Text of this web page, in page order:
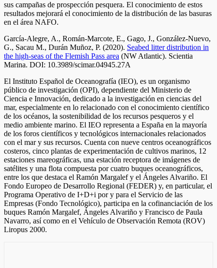
sus campañas de prospección pesquera. El conocimiento de estos
resultados mejorará el conocimiento de la distribución de las basuras
en el área NAFO.
García-Alegre, A., Román-Marcote, E., Gago, J., González-Nuevo,
G., Sacau M., Durán Muñoz, P. (2020). Seabed litter distribution in
the high-seas of the Flemish Pass area (NW Atlantic). Scientia
Marina. DOI: 10.3989/scimar.04945.27A
El Instituto Español de Oceanografía (IEO), es un organismo
público de investigación (OPI), dependiente del Ministerio de
Ciencia e Innovación, dedicado a la investigación en ciencias del
mar, especialmente en lo relacionado con el conocimiento científico
de los océanos, la sostenibilidad de los recursos pesqueros y el
medio ambiente marino. El IEO representa a España en la mayoría
de los foros científicos y tecnológicos internacionales relacionados
con el mar y sus recursos. Cuenta con nueve centros oceanográficos
costeros, cinco plantas de experimentación de cultivos marinos, 12
estaciones mareográficas, una estación receptora de imágenes de
satélites y una flota compuesta por cuatro buques oceanográficos,
entre los que destaca el Ramón Margalef y el Ángeles Alvariño. El
Fondo Europeo de Desarrollo Regional (FEDER) y, en particular, el
Programa Operativo de I+D+i por y para el Servicio de las
Empresas (Fondo Tecnológico), participa en la cofinanciación de los
buques Ramón Margalef, Ángeles Alvariño y Francisco de Paula
Navarro, así como en el Vehículo de Observación Remota (ROV)
Liropus 2000.